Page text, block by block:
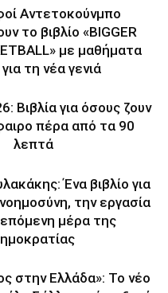
Αντετοκούνμπο
το βιβλίο «BIGGER
με μαθήματα
τη νέα γενιά
Βιβλία για όσους ζουν
πέρα από τα 90
λεπτά
Ένα βιβλίο για
την εργασία
επόμενη μέρα της
στην Ελλάδα»: Το νέο